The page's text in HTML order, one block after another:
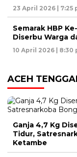
23 April 2026 | 7:25
Semarak HBP
Diserbu Warga
10 April 2026 | 8:30
ACEH
Ganja 4,7 Kg
Tidur,
Ketambe